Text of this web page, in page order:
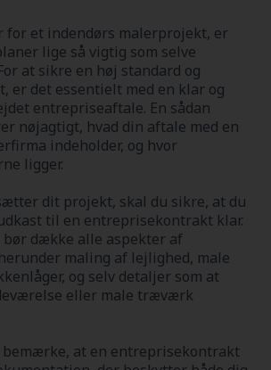
for et indendørs malerprojekt, er
lige så vigtig som selve
at sikre en høj standard og
er det essentielt med en klar og
entrepriseaftale. En sådan
nøjagtigt, hvad din aftale med en
indeholder, og hvor
ligger.
dit projekt, skal du sikre, at du
til en entreprisekontrakt klar.
dække alle aspekter af
maling af lejlighed, male
og selv detaljer som at
eller male træværk
at en entreprisekontrakt